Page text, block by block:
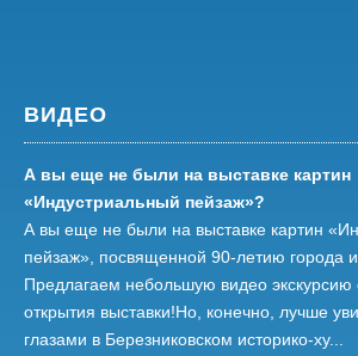
ВИДЕО
А вы еще не были на выставке картин
«Индустриальный пейзаж»?
А вы еще не были на выставке картин
пейзаж», посвященной 90-летию города
Предлагаем небольшую видео экскурсию
открытия выставки!Но, конечно, лучше
глазами в Березниковском историко-ху...